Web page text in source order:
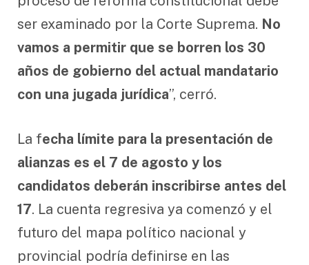
ser examinado por la Corte Suprema. No
vamos a permitir que se borren los 30
años de gobierno del actual mandatario
con una jugada jurídica”, cerró.
La fecha límite para la presentación de
alianzas es el 7 de agosto y los
candidatos deberán inscribirse antes del
17. La cuenta regresiva ya comenzó y el
futuro del mapa político nacional y
provincial podría definirse en las